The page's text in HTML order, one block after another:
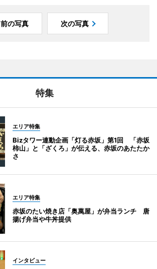
前の写真 次の写真
特集
エリア特集
Bizタワー連動企画「灯る赤坂」第1回 「赤坂
柿山」と「ざくろ」が伝える、赤坂のあたたか
さ
エリア特集
赤坂のたい焼き店「奥萬屋」が弁当ランチ 唐
揚げ弁当や牛丼提供
インタビュー